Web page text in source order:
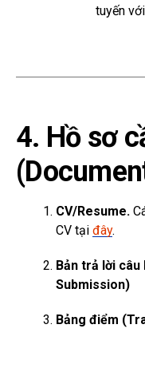
tuyến
4. Hồ sơ
CV/Resume.
CV tại đây.
Bản trả lời
Submission)
Bảng điểm